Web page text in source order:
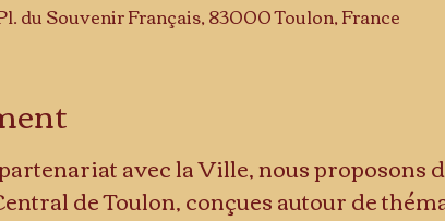
du Souvenir Français, 83000 Toulon, France
avec la Ville, nous proposons
de Toulon, conçues autour de